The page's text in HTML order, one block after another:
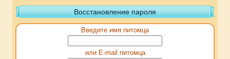
Восстановление пароля
Введите имя питомца
или E-mail питомца